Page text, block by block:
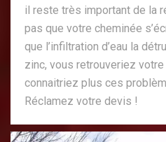
il reste très important de la
pas que votre cheminée
que l’infiltration d’eau la
zinc, vous retrouveriez
connaitriez plus ces
Réclamez votre devis !